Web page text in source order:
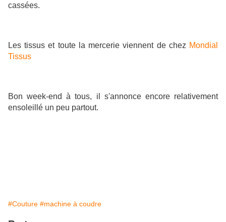
cassées.
Les tissus et toute la mercerie viennent de chez Mondial
Tissus
Bon week-end à tous, il s'annonce encore relativement
ensoleillé un peu partout.
#Couture #machine à coudre